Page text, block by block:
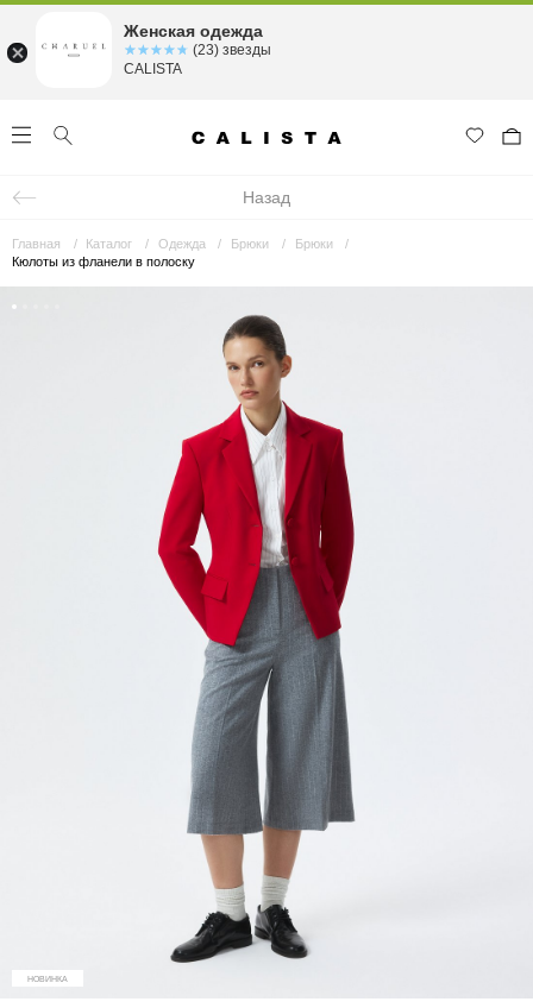
Назад
Главная Каталог Одежда Брюки
Брюки
Кюлоты из фланели в полоску
НОВИНКА
Женская одежда
☆☆☆☆☆
★★★★★ (23) звезды
CALISTA